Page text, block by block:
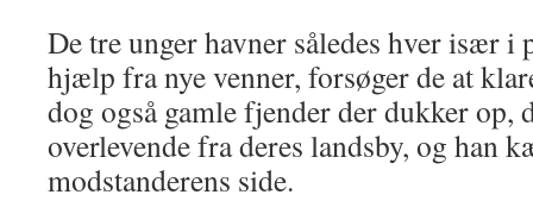
De tre unger havner således hver især i
hjælp fra nye venner, forsøger de at
dog også gamle fjender der dukker op,
overlevende fra deres landsby, og han
modstanderens side.